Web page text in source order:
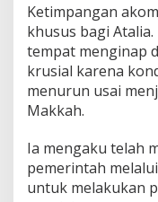
Ketimpangan
khusus bagi
tempat menginap
krusial karena
menurun usai
Makkah.
Ia mengaku telah
pemerintah
untuk melakukan